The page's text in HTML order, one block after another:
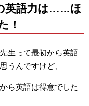
英語力は……ほ
！
生って最初から英語
うんですけど、
語は得意でした